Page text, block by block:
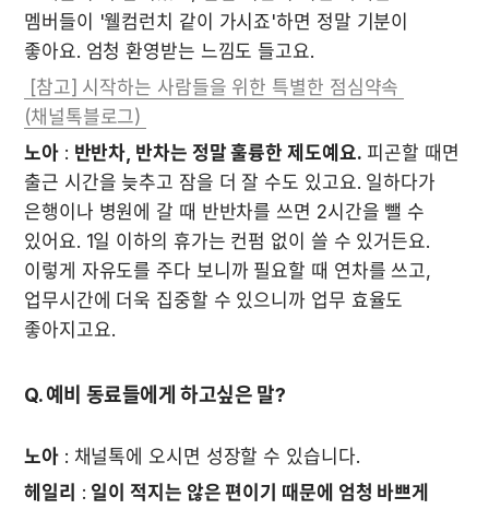
멤버들이 '웰컴런치 같이 가시죠'하면 정말 기분이
좋아요. 엄청 환영받는 느낌도 들고요.
(채널톡블로그)
노아 : 반반차, 반차는 정말 훌륭한 제도예요. 피곤할 때면
출근 시간을 늦추고 잠을 더 잘 수도 있고요. 일하다가
은행이나 병원에 갈 때 반반차를 쓰면 2시간을 뺄 수
있어요. 1일 이하의 휴가는 컨펌 없이 쓸 수 있거든요.
이렇게 자유도를 주다 보니까 필요할 때 연차를 쓰고,
업무시간에 더욱 집중할 수 있으니까 업무 효율도
좋아지고요.
Q. 예비 동료들에게 하고싶은 말?
노아 : 채널톡에 오시면 성장할 수 있습니다.
헤일리 : 일이 적지는 않은 편이기 때문에 엄청 바쁘게